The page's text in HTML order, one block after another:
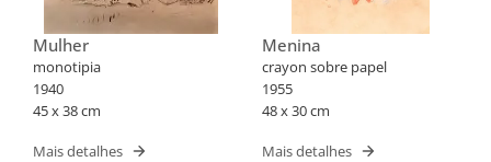
Mulher
monotipia
1940
45 x 38 cm
Mais detalhes
Menina
crayon sobre papel
1955
48 x 30 cm
Mais detalhes